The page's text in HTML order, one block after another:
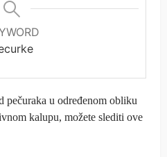
pečuraka u određenom obliku
kalupu, možete slediti ove